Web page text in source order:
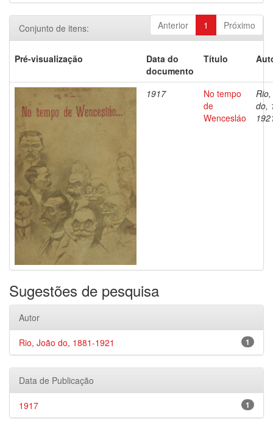
Anterior 1 Próximo
Conjunto de itens:
Pré-visualização
Data do
documento
Título
1917
No tempo
de
Wencesláo
do,
Sugestões de pesquisa
Autor
1
Rio, João do, 1881-1921
Data de Publicação
1
1917